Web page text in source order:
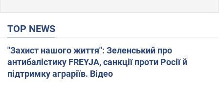
TOP NEWS
"Захист нашого життя": Зеленський про
антибалістику FREYJA, санкції проти Росії й
підтримку аграріїв. Відео